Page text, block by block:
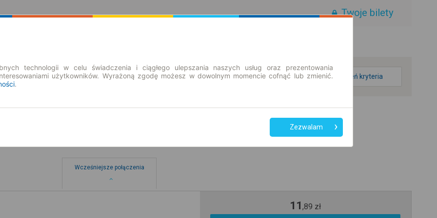
Twoje bilety
zmień kryteria
Wcześniejsze połączenia
11,89 zł
technologii w celu świadczenia i ciągłego ulepszania naszych usług oraz prezentowania
użytkowników. Wyrażoną zgodę możesz w dowolnym momencie cofnąć lub zmienić.
.
Zezwalam